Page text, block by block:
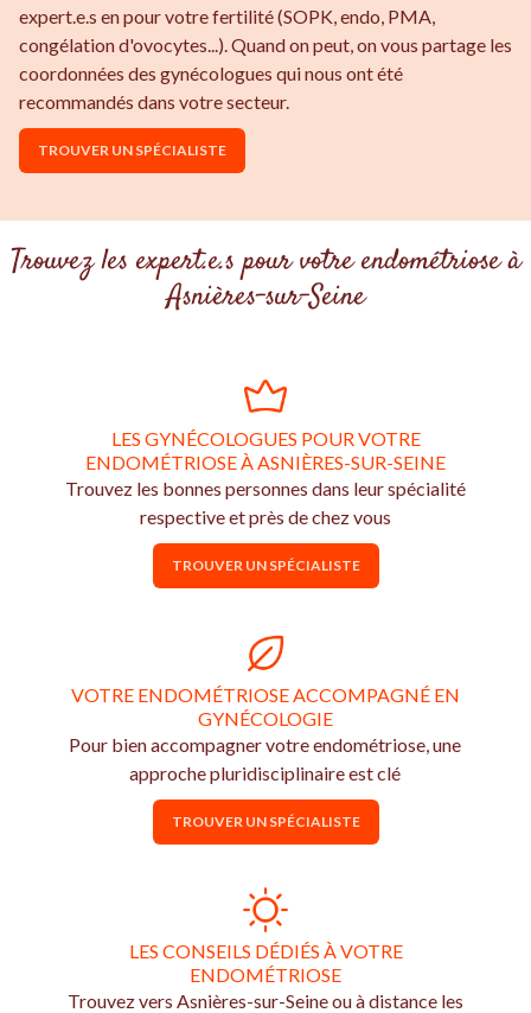
expert.e.s en pour votre fertilité (SOPK, endo, PMA,
congélation d'ovocytes...). Quand on peut, on vous partage les
coordonnées des gynécologues qui nous ont été
recommandés dans votre secteur.
TROUVER UN SPÉCIALISTE
Trouvez les expert.e.s pour votre endométriose à
Asnières-sur-Seine
LES GYNÉCOLOGUES POUR VOTRE
ENDOMÉTRIOSE À ASNIÈRES-SUR-SEINE
Trouvez les bonnes personnes dans leur spécialité
respective et près de chez vous
TROUVER UN SPÉCIALISTE
VOTRE ENDOMÉTRIOSE ACCOMPAGNÉ EN
GYNÉCOLOGIE
Pour bien accompagner votre endométriose, une
approche pluridisciplinaire est clé
TROUVER UN SPÉCIALISTE
LES CONSEILS DÉDIÉS À VOTRE
ENDOMÉTRIOSE
Trouvez vers Asnières-sur-Seine ou à distance les